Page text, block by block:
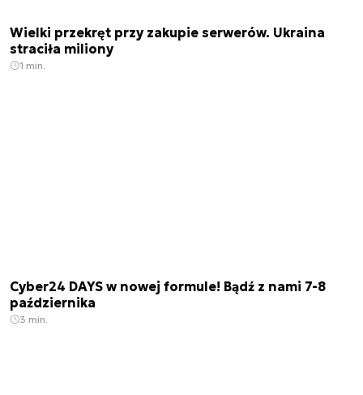
Wielki przekręt przy zakupie serwerów. Ukraina
straciła miliony
1 min.
Cyber24 DAYS w nowej formule! Bądź z nami 7-8
października
3 min.